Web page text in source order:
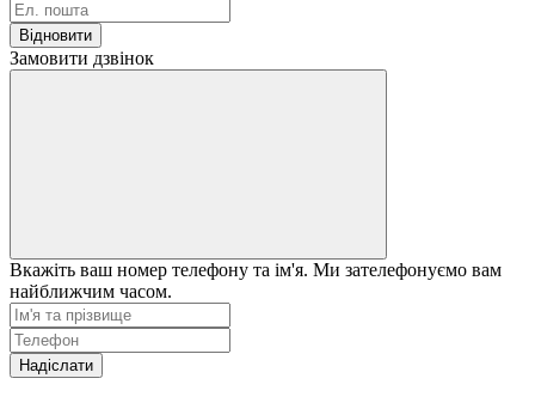
Відновити
Замовити дзвінок
Вкажіть ваш номер телефону та ім'я. Ми зателефонуємо вам
найближчим часом.
Надіслати